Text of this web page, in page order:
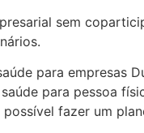
sem
para empresas
para pessoa
possível fazer um